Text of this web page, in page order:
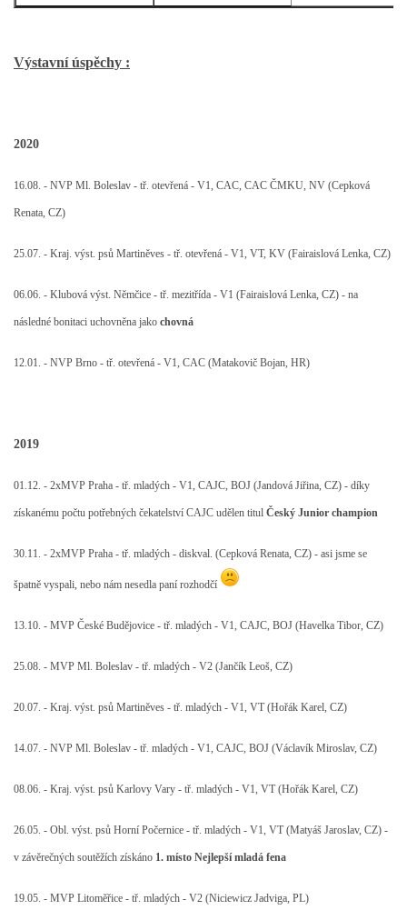
Výstavní úspěchy :
2020
16.08. - NVP Ml. Boleslav - tř. otevřená - V1, CAC, CAC ČMKU, NV (Cepková
Renata, CZ)
25.07. - Kraj. výst. psů Martiněves - tř. otevřená - V1, VT, KV (Fairaislová Lenka, CZ)
06.06. - Klubová výst. Němčice - tř. mezitřída - V1 (Fairaislová Lenka, CZ) - na
následné bonitaci uchovněna jako chovná
12.01. - NVP Brno - tř. otevřená - V1, CAC (Matakovič Bojan, HR)
2019
01.12. - 2xMVP Praha - tř. mladých - V1, CAJC, BOJ (Jandová Jiřina, CZ) - díky
získanému počtu potřebných čekatelství CAJC udělen titul Český Junior champion
30.11. - 2xMVP Praha - tř. mladých - diskval. (Cepková Renata, CZ) - asi jsme se
špatně vyspali, nebo nám nesedla paní rozhodčí
13.10. - MVP České Budějovice - tř. mladých - V1, CAJC, BOJ (Havelka Tibor, CZ)
25.08. - MVP Ml. Boleslav - tř. mladých - V2 (Jančík Leoš, CZ)
20.07. - Kraj. výst. psů Martiněves - tř. mladých - V1, VT (Hořák Karel, CZ)
14.07. - NVP Ml. Boleslav - tř. mladých - V1, CAJC, BOJ (Václavík Miroslav, CZ)
08.06. - Kraj. výst. psů Karlovy Vary - tř. mladých - V1, VT (Hořák Karel, CZ)
26.05. - Obl. výst. psů Horní Počernice - tř. mladých - V1, VT (Matyáš Jaroslav, CZ) -
v závěrečných soutěžích získáno 1. místo Nejlepší mladá fena
19.05. - MVP Litoměřice - tř. mladých - V2 (Niciewicz Jadviga, PL)